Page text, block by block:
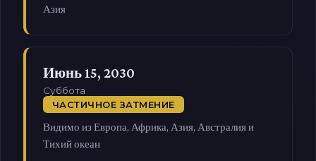
Азия
Июнь 15, 2030
Суббота
ЧАСТИЧНОЕ ЗАТМЕНИЕ
Видимо из Европа, Африка, Азия, Австралия и
Тихий океан